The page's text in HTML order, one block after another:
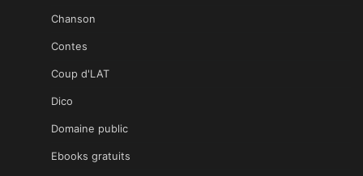
Chanson
Contes
Coup d'LAT
Dico
Domaine public
Ebooks gratuits